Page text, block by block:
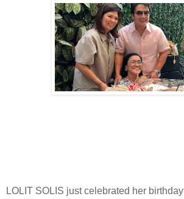
LOLIT SOLIS just celebrated her